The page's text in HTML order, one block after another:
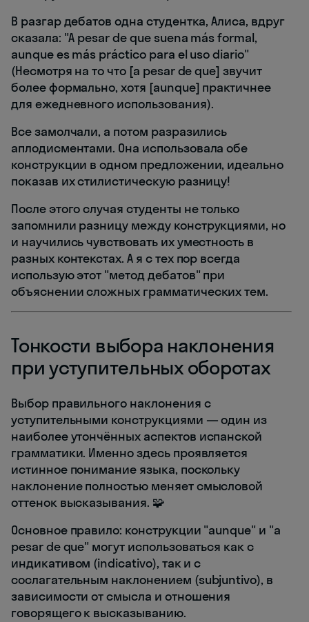
В разгар дебатов одна студентка, Алиса, вдруг
сказала: "A pesar de que suena más formal,
aunque es más práctico para el uso diario"
(Несмотря на то что [a pesar de que] звучит
более формально, хотя [aunque] практичнее
для ежедневного использования).
Все замолчали, а потом разразились
аплодисментами. Она использовала обе
конструкции в одном предложении, идеально
показав их стилистическую разницу!
После этого случая студенты не только
запомнили разницу между конструкциями, но
и научились чувствовать их уместность в
разных контекстах. А я с тех пор всегда
использую этот "метод дебатов" при
объяснении сложных грамматических тем.
Тонкости выбора наклонения
при уступительных оборотах
Выбор правильного наклонения с
уступительными конструкциями — один из
наиболее утончённых аспектов испанской
грамматики. Именно здесь проявляется
истинное понимание языка, поскольку
наклонение полностью меняет смысловой
оттенок высказывания. 🧩
Основное правило: конструкции "aunque" и "a
pesar de que" могут использоваться как с
индикативом (indicativo), так и с
сослагательным наклонением (subjuntivo), в
зависимости от смысла и отношения
говорящего к высказыванию.